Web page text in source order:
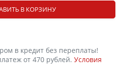
В КОРЗИНУ
в кредит без переплаты!
от 470 рублей. Условия